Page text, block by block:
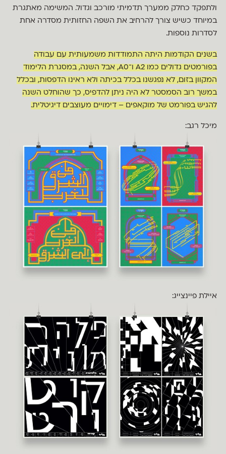
ולתפקד כחלק ממערך תדמיתי מורכב וגדול. המשימה מאתגרת
במיוחד כשיש צורך להרחיב את השפה החזותית מסדרה אחת
לסדרות נוספות.
בשנים הקודמות היתה התמודדות משמעותית עם עבודה
בפורמטים גדולים כמו A2 ו־A0, אבל השנה, במסגרת הלימוד
המקוון בזום, לא נפגשנו בכלל בכיתה ולא ראינו הדפסות, ובכלל
במשך רוב הסמסטר לא היה ניתן להדפיס, כך שהוחלט השנה
להגיש בפורמט של מוקאפים – דימויים מעוצבים דיגיטלית.
מיכל רגב:
איילת פיינצייג: